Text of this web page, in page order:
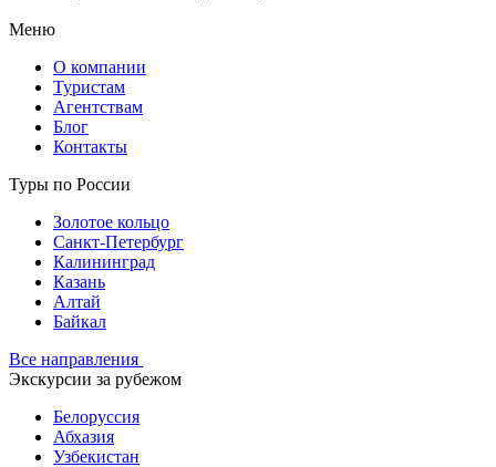
Меню
О компании
Туристам
Агентствам
Блог
Контакты
Туры по России
Золотое кольцо
Санкт-Петербург
Калининград
Казань
Алтай
Байкал
Все направления
Экскурсии за рубежом
Белоруссия
Абхазия
Узбекистан